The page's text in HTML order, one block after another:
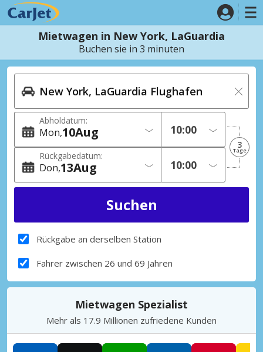
Mietwagen in New York, LaGuardia
Buchen sie in 3 minuten
Abholdatum:
Mon 10Aug
Rückgabedatum:
Don 13Aug
3
Tage
Rückgabe an derselben Station
Fahrer zwischen 26 und 69 Jahren
Mietwagen Spezialist
Mehr als 17.9 Millionen zufriedene Kunden